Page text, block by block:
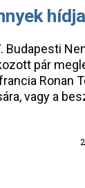
hídja
Budapesti
pár
Ronan
vagy a